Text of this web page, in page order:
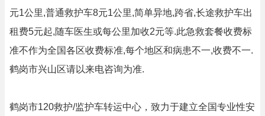
元1公里,普通救护车8元1公里,简单异地,跨省,长途救护车出
租费5元起,随车医生或每公里加收2元等.此急救套餐收费标
准不作为全国各区收费标准,每个地区和病患不一,收费不一.
鹤岗市兴山区请以来电咨询为准.
鹤岗市120救护/监护车转运中心，致力于建立全国专业性安